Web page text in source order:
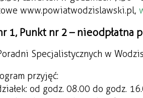
www.powiatwodzislawski.pl,
1, Punkt nr 2 – nieodpłatna
Specjalistycznych w
przyjęć:
od godz. 08.00 do godz.